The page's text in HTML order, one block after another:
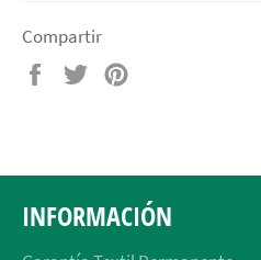
Compartir
Compartir
Tuitear
INFORMACIÓN